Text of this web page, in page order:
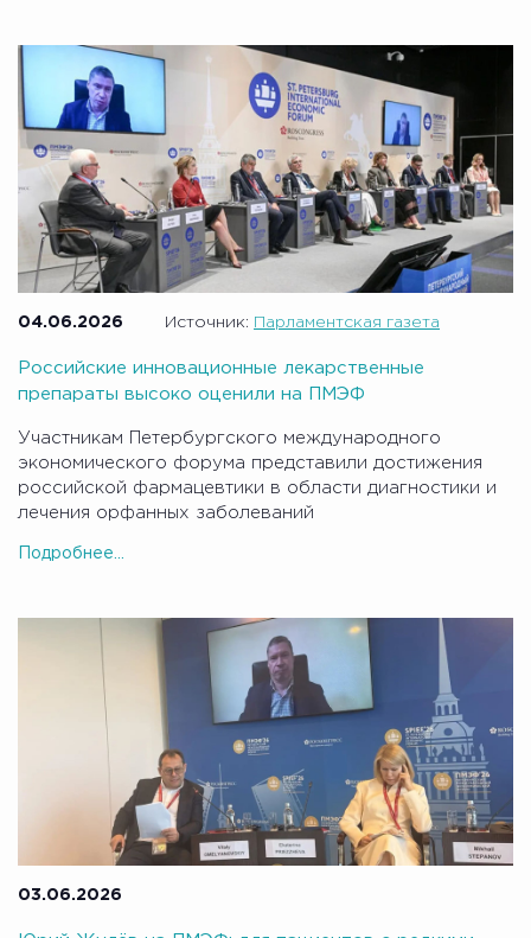
04.06.2026 Источник: Парламентская газета
Российские инновационные лекарственные
препараты высоко оценили на ПМЭФ
Участникам Петербургского международного
экономического форума представили достижения
российской фармацевтики в области диагностики и
лечения орфанных заболеваний
Подробнее...
03.06.2026